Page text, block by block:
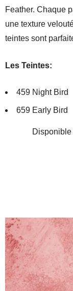
Feather. Chaque
une texture
teintes sont
Les Teintes:
459 Night Bird
659 Early Bird
Disponible